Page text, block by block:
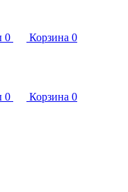
0 Корзина 0
0 Корзина 0